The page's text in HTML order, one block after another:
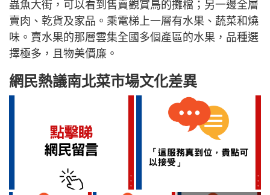
蟲魚大街，可以看到售賣觀賞鳥的攤檔；另一邊全層
賣肉、乾貨及家品。乘電梯上一層有水果、蔬菜和燒
味。賣水果的那層雲集全國多個產區的水果，品種選
擇極多，且物美價廉。
網民熱議南北菜市場文化差異